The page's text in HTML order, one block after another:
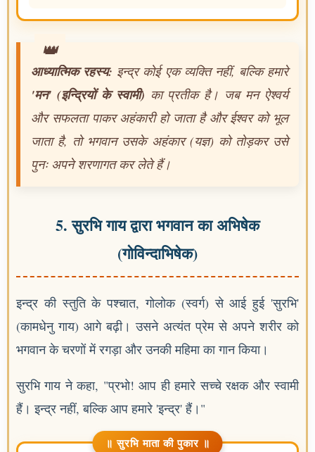
आध्यात्मिक रहस्य: इन्द्र कोई एक व्यक्ति नहीं, बल्कि हमारे
'मन' (इन्द्रियों के स्वामी) का प्रतीक है। जब मन ऐश्वर्य
और सफलता पाकर अहंकारी हो जाता है और ईश्वर को भूल
जाता है, तो भगवान उसके अहंकार (यज्ञ) को तोड़कर उसे
पुनः अपने शरणागत कर लेते हैं।
5. सुरभि गाय द्वारा भगवान का अभिषेक
(गोविन्दाभिषेक)
इन्द्र की स्तुति के पश्चात, गोलोक (स्वर्ग) से आई हुई 'सुरभि'
(कामधेनु गाय) आगे बढ़ी। उसने अत्यंत प्रेम से अपने शरीर को
भगवान के चरणों में रगड़ा और उनकी महिमा का गान किया।
सुरभि गाय ने कहा, "प्रभो! आप ही हमारे सच्चे रक्षक और स्वामी
हैं। इन्द्र नहीं, बल्कि आप हमारे 'इन्द्र' हैं।"
॥ सुरभि माता की पुकार ॥